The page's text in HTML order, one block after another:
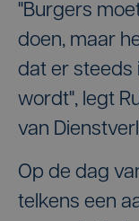
"Burgers
doen, maar
dat er steeds
wordt", legt
van
Op de dag
telkens een